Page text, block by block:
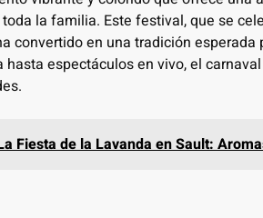
la familia. Este festival, que se
convertido en una tradición
espectáculos en vivo, el
Fiesta de la Lavanda en Sault: